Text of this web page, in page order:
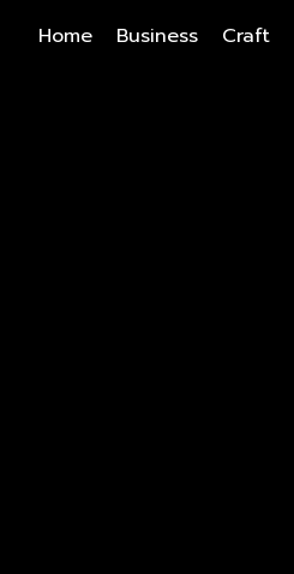
Home Business Craft